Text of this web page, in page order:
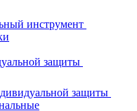
инструмент
защиты
защиты